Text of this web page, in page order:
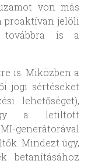
von más
proaktívan jelöli
is a
is. Miközben a
jogi sértéseket
lehetőséget),
a letiltott
generátorával
Mindezt úgy,
betanításához